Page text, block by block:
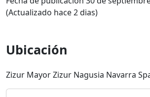
(Actualizado hace 2 dias)
Ubicación
Zizur Mayor Zizur Nagusia Navarra